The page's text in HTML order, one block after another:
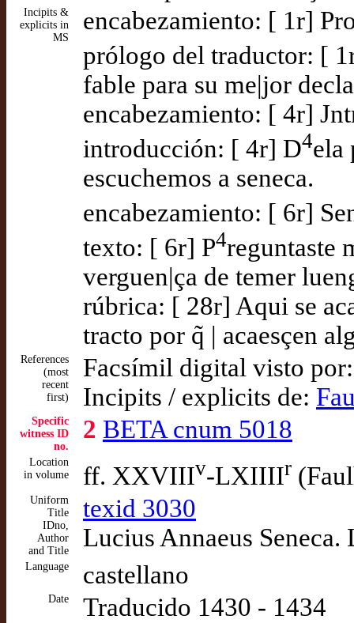
Incipits &
explicits in
MS
encabezamiento: [ 1r]
prólogo del traductor: [
fable para su me|jor
encabezamiento: [ 4r]
introducción: [ 4r] D4ela
escuchemos a seneca.
encabezamiento: [ 6r]
texto: [ 6r] P4reguntaste
verguen|ça de temer
rúbrica: [ 28r] Aqui se
tracto por q̃ | acaesçen
References
(most
recent
first)
Facsímil digital visto
Incipits / explicits de:
Specific
witness ID
no.
2 BETA cnum 5018
Location
in volume
ff. XXVIIIv-LXIIIIr
Uniform
Title
IDno,
Author
and Title
texid 3030
Lucius Annaeus
Language castellano
Date Traducido 1430 - 1434